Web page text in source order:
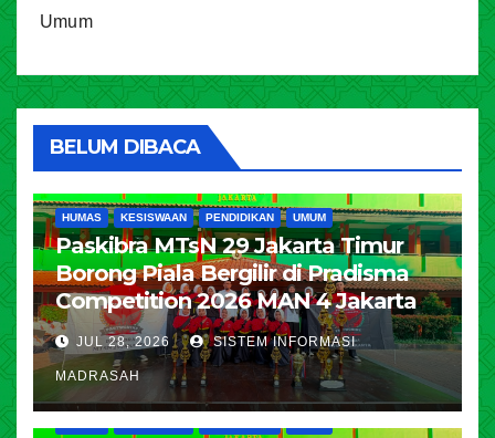
Umum
BELUM DIBACA
HUMAS KESISWAAN PENDIDIKAN UMUM
Paskibra MTsN 29 Jakarta Timur
Borong Piala Bergilir di Pradisma
Competition 2026 MAN 4 Jakarta
JUL 28, 2026 SISTEM INFORMASI
MADRASAH